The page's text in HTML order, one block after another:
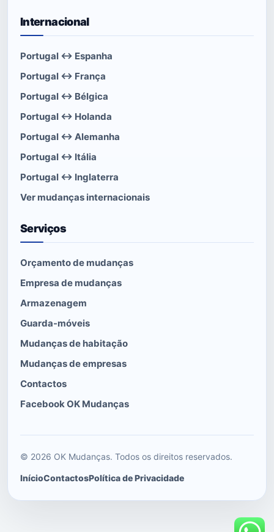
Internacional
Portugal ↔ Espanha
Portugal ↔ França
Portugal ↔ Bélgica
Portugal ↔ Holanda
Portugal ↔ Alemanha
Portugal ↔ Itália
Portugal ↔ Inglaterra
Ver mudanças internacionais
Serviços
Orçamento de mudanças
Empresa de mudanças
Armazenagem
Guarda-móveis
Mudanças de habitação
Mudanças de empresas
Contactos
Facebook OK Mudanças
© 2026 OK Mudanças. Todos os direitos reservados.
InícioContactosPolítica de Privacidade